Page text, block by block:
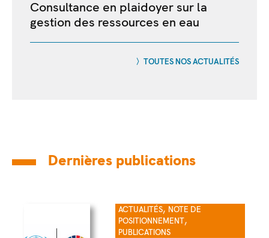
Consultance en plaidoyer sur la
gestion des ressources en eau
TOUTES NOS ACTUALITÉS
Dernières publications
ACTUALITÉS, NOTE DE
POSITIONNEMENT,
PUBLICATIONS